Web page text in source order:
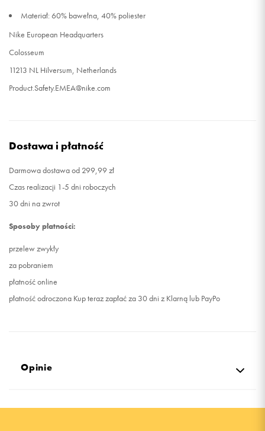
Materiał: 60% bawełna, 40% poliester
Nike European Headquarters
Colosseum
11213 NL Hilversum, Netherlands
Product.Safety.EMEA@nike.com
Dostawa i płatność
Darmowa dostawa od 299,99 zł
Czas realizacji 1-5 dni roboczych
30 dni na zwrot
Sposoby płatności:
przelew zwykły
za pobraniem
płatność online
płatność odroczona Kup teraz zapłać za 30 dni z Klarną lub PayPo
Opinie